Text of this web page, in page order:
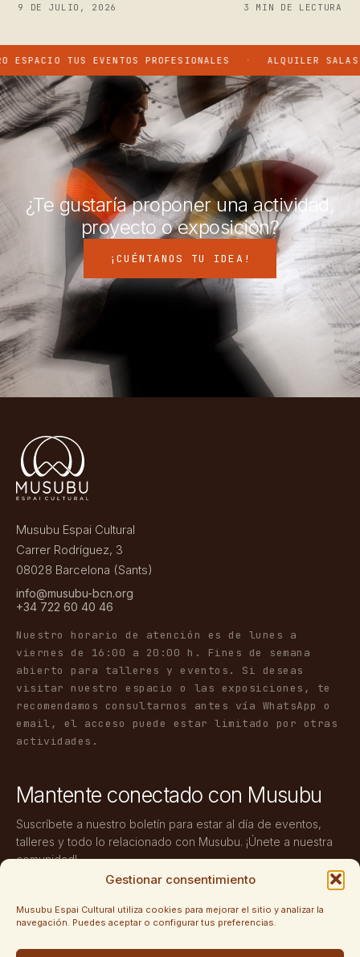
Gestionar consentimiento
Musubu Espai Cultural utiliza cookies para mejorar el sitio y analizar la
navegación. Puedes aceptar o configurar tus preferencias.
9 DE JULIO, 2026 3 MIN DE LECTURA
EVENTOS PROFESIONALES · ALQUILER SALAS Y
¿Te gustaría proponer una actividad,
proyecto o exposición?
¡CUÉNTANOS TU IDEA!
Musubu Espai Cultural
Carrer Rodríguez, 3
08028 Barcelona (Sants)
info@musubu-bcn.org
+34 722 60 40 46
Nuestro horario de atención es de lunes a
viernes de 16:00 a 20:00 h. Fines de semana
abierto para talleres y eventos. Si deseas
visitar nuestro espacio o las exposiciones, te
recomendamos consultarnos antes vía WhatsApp o
email, el acceso puede estar limitado por otras
actividades.
Mantente conectado con Musubu
Suscríbete a nuestro boletín para estar al día de eventos,
talleres y todo lo relacionado con Musubu. ¡Únete a nuestra
comunidad!